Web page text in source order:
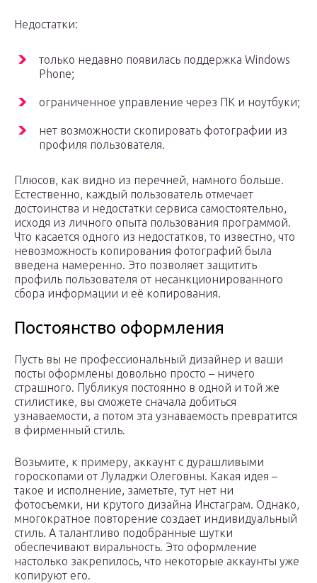
Недостатки:
только недавно появилась поддержка Windows
Phone;
ограниченное управление через ПК и ноутбуки;
нет возможности скопировать фотографии из
профиля пользователя.
Плюсов, как видно из перечней, намного больше.
Естественно, каждый пользователь отмечает
достоинства и недостатки сервиса самостоятельно,
исходя из личного опыта пользования программой.
Что касается одного из недостатков, то известно, что
невозможность копирования фотографий была
введена намеренно. Это позволяет защитить
профиль пользователя от несанкционированного
сбора информации и её копирования.
Постоянство оформления
Пусть вы не профессиональный дизайнер и ваши
посты оформлены довольно просто – ничего
страшного. Публикуя постоянно в одной и той же
стилистике, вы сможете сначала добиться
узнаваемости, а потом эта узнаваемость превратится
в фирменный стиль.
Возьмите, к примеру, аккаунт с дурашливыми
гороскопами от Луладжи Олеговны. Какая идея –
такое и исполнение, заметьте, тут нет ни
фотосъемки, ни крутого дизайна Инстаграм. Однако,
многократное повторение создает индивидуальный
стиль. А талантливо подобранные шутки
обеспечивают виральность. Это оформление
настолько закрепилось, что некоторые аккаунты уже
копируют его.